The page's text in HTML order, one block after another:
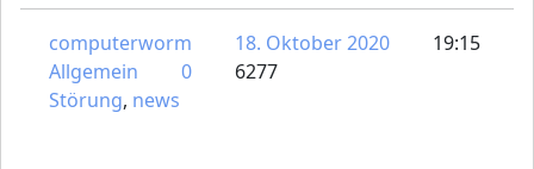
computerworm 18. Oktober 2020
19:15
Allgemein
0
6277
Störung, news